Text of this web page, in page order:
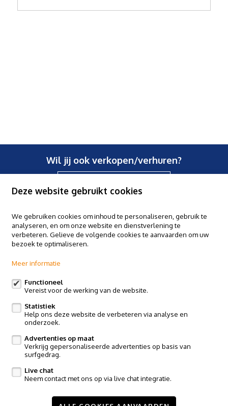
Wil jij ook verkopen/verhuren?
Claes & Willems - Halle
Basiliekstraat 58, 1500 Halle
Edingsesteenweg 364, 9400 Ninove
Claes & Willems - Sint-Pieters-Leeuw
Postweg 119, Vlezenbeek
Volg ons op:
Te huur Nieuwbouw Referenties
Deze website gebruikt cookies
We gebruiken cookies om inhoud te personaliseren, gebruik te
analyseren, en om onze website en dienstverlening te
verbeteren. Gelieve de volgende cookies te aanvaarden om uw
bezoek te optimaliseren.
Meer informatie
Functioneel
Vereist voor de werking van de website.
Statistiek
Help ons deze website de verbeteren via analyse en
onderzoek.
Advertenties op maat
Verkrijg gepersonaliseerde advertenties op basis van
surfgedrag.
Live chat
Neem contact met ons op via live chat integratie.